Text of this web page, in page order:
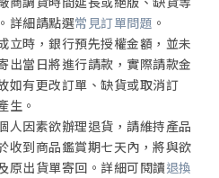
詳細請點選常見訂單問題 。
立時，銀行預先授權金額，並未
出當日將進行請款，實際請款金
如有更改訂單、缺貨或取消訂
生。
人因素欲辦理退貨，請維持產品
收到商品鑑賞期七天內，將與欲
原出貨單寄回。詳細可閱讀退換